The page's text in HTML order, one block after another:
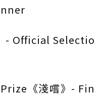
- Official Selectio
《淺嚐》- Fin